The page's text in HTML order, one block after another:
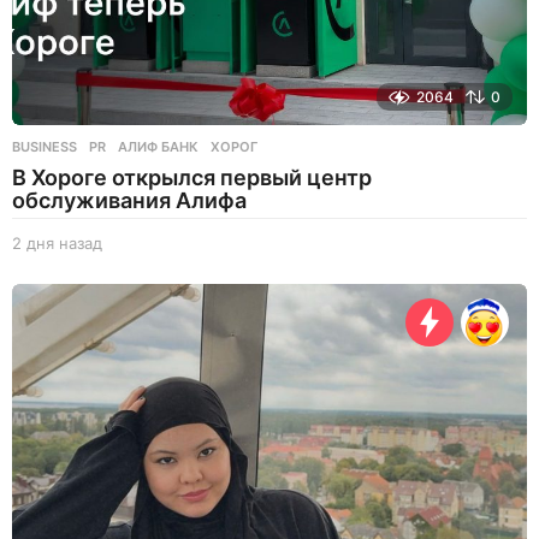
2064 0
BUSINESS ,PR АЛИФ БАНК ,ХОРОГ
В Хороге открылся первый центр
обслуживания Алифа
2 дня назад
н
я
н
а
а
д